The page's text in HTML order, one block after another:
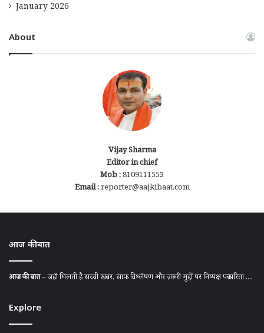
January 2026
About
Vijay Sharma
Editor in chief
Mob :8109111553
Email :reporter@aajkibaat.com
आज की बात
आज की बात– जहाँ मिलती है सच्ची खबर, साफ़ विश्लेषण और ज़रूरी मुद्दों पर निष्पक्ष पत्रकारिता ....
Explore